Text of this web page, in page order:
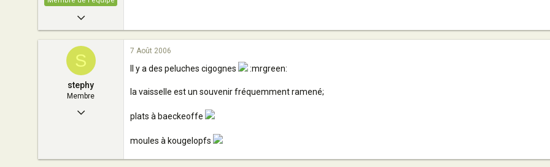
29 Mai 2004
6 852
Paris - France
S
stephy
Membre
8 Janvier 2006
7 Août 2006
Il y a des peluches cigognes :mrgreen:
la vaisselle est un souvenir fréquemment ramené;
plats à baeckeoffe
moules à kougelopfs